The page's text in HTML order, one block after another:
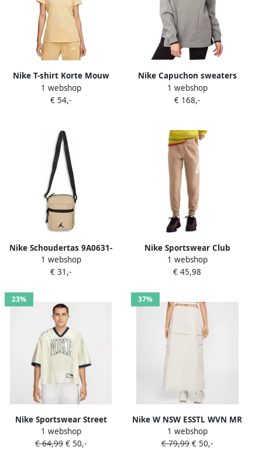
Nike T-shirt Korte Mouw
DR8977252
1 webshop
€ 54,-
Nike Capuchon sweaters
Lab Wmns Nrg
1 webshop
€ 168,-
Nike Schoudertas 9A0631-
X6A
1 webshop
€ 31,-
Nike Sportswear Club
Fleece Joggingbroek Junior
1 webshop
€ 45,98
23%
Nike Sportswear Street
Shortsleeve Grafik Jersey
Top Women
1 webshop
€ 64,99 € 50,-
37%
Nike W NSW ESSTL WVN MR
CGO MDI SKT lt orewood
brn black Women Jurken &
1 webshop
€ 79,99 € 50,-